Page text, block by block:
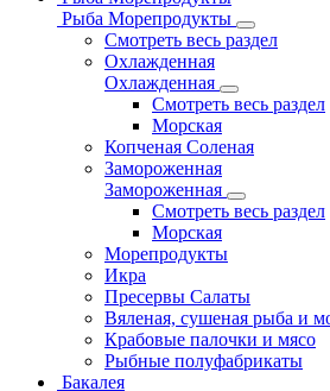
Рыба Морепродукты
Смотреть весь раздел
Охлажденная
Охлажденная
Смотреть весь раздел
Морская
Копченая Соленая
Замороженная
Замороженная
Смотреть весь раздел
Морская
Морепродукты
Икра
Пресервы Салаты
Вяленая, сушеная рыба и
Крабовые палочки и мясо
Рыбные полуфабрикаты
Бакалея